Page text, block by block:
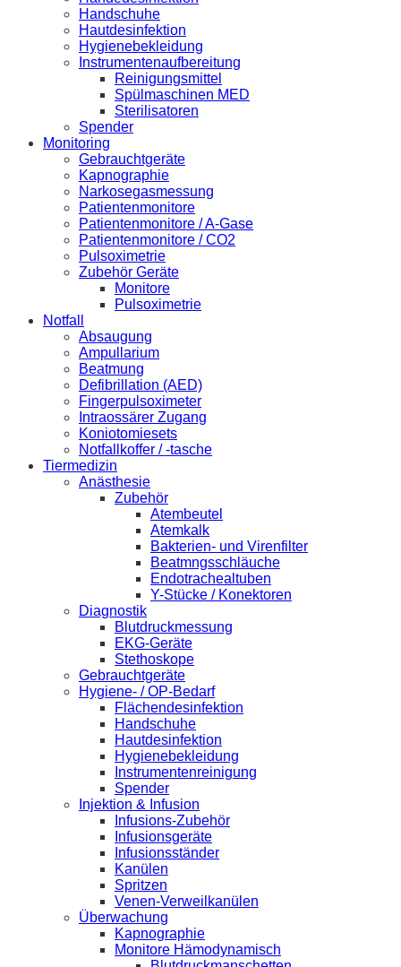
Handschuhe
Hautdesinfektion
Hygienebekleidung
Instrumentenaufbereitung
Reinigungsmittel
Spülmaschinen MED
Sterilisatoren
Spender
Monitoring
Gebrauchtgeräte
Kapnographie
Narkosegasmessung
Patientenmonitore
Patientenmonitore / A-Gase
Patientenmonitore / CO2
Pulsoximetrie
Zubehör Geräte
Monitore
Pulsoximetrie
Notfall
Absaugung
Ampullarium
Beatmung
Defibrillation (AED)
Fingerpulsoximeter
Intraossärer Zugang
Koniotomiesets
Notfallkoffer / -tasche
Tiermedizin
Anästhesie
Zubehör
Atembeutel
Atemkalk
Bakterien- und Virenfilter
Beatmngsschläuche
Endotrachealtuben
Y-Stücke / Konektoren
Diagnostik
Blutdruckmessung
EKG-Geräte
Stethoskope
Gebrauchtgeräte
Hygiene- / OP-Bedarf
Flächendesinfektion
Handschuhe
Hautdesinfektion
Hygienebekleidung
Instrumentenreinigung
Spender
Injektion & Infusion
Infusions-Zubehör
Infusionsgeräte
Infusionsständer
Kanülen
Spritzen
Venen-Verweilkanülen
Überwachung
Kapnographie
Monitore Hämodynamisch